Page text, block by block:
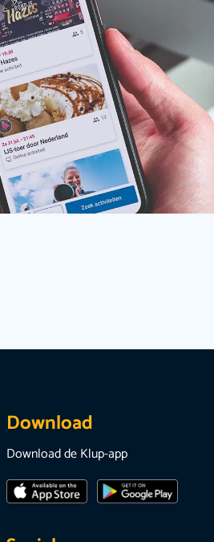
Download
Download de Klup-app